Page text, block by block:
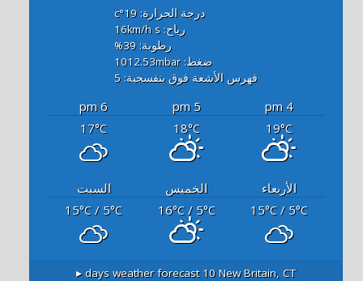
درجة الحرارة: 19
°c
رياح: 16 km/h s
رطوبة: 39
%
ضغط: 1012.53mbar
فهرس الأشعة فوق بنفسجية: 5
4 pm
5 pm
6 pm
19°C
18°C
17°C
الأربعاء الخميس
السبت
15°C/ 5°C
16°C/ 5°C
15°C / 5°C
New Britain, CT